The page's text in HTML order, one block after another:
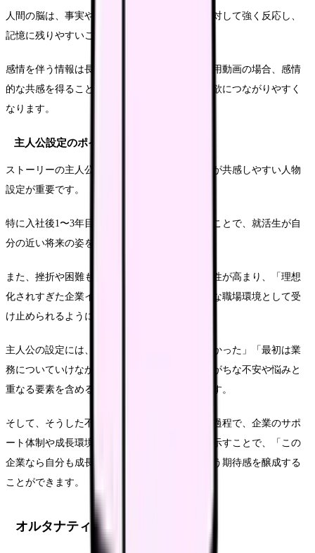
人間の脳は、事実やデータよりもストーリーに対して強く反応し、
記憶に残りやすいことが分かっています。
感情を伴う情報は長期記憶に定着しやすく、採用動画の場合、感情
的な共感を得ることで、企業への興味や応募意欲につながりやすく
なります。
主人公設定のポイント
ストーリーの主人公は、ターゲットとする学生が共感しやすい人物
設定が重要です。
特に入社後1〜3年目の若手社員を主人公にすることで、就活生が自
分の近い将来の姿をイメージしやすくなります。
また、挫折や困難も包み隠さず描くことで信頼性が高まり、「理想
化されすぎた企業イメージ」ではなく、リアルな職場環境として受
け止められるようになります。
主人公の設定には、「入社前は自分に自信がなかった」「最初は業
務についていけなかった」など、就活生が抱きがちな不安や悩みと
重なる要素を含めることで、共感性が高まります。
そして、そうした不安や困難を乗り越えていく過程で、企業のサポ
ート体制や成長環境がどのように機能したかを示すことで、「この
企業なら自分も成長できるかもしれない」という期待感を醸成する
ことができます。
オルタナティブ構成モデル